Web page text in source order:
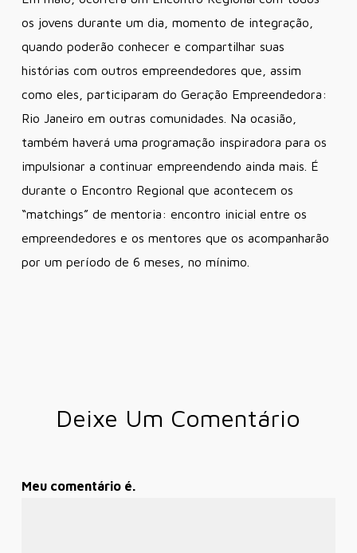
os jovens durante um dia, momento de integração,
quando poderão conhecer e compartilhar suas
histórias com outros empreendedores que, assim
como eles, participaram do Geração Empreendedora:
Rio Janeiro em outras comunidades. Na ocasião,
também haverá uma programação inspiradora para os
impulsionar a continuar empreendendo ainda mais. É
durante o Encontro Regional que acontecem os
“matchings” de mentoria: encontro inicial entre os
empreendedores e os mentores que os acompanharão
por um período de 6 meses, no mínimo.
Deixe Um Comentário
Meu comentário é.